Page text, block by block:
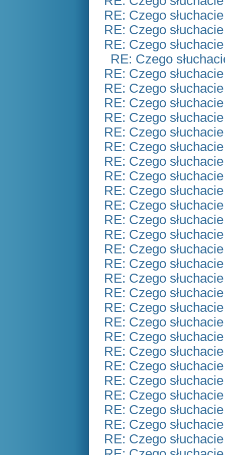
RE: Czego
RE: Czego
RE: Czego
RE: Czego
RE: Czego
RE: Czego
RE: Czego
RE: Czego
RE: Czego
RE: Czego
RE: Czego
RE: Czego
RE: Czego
RE: Czego
RE: Czego
RE: Czego
RE: Czego
RE: Czego
RE: Czego
RE: Czego
RE: Czego
RE: Czego
RE: Czego
RE: Czego
RE: Czego
RE: Czego
RE: Czego
RE: Czego
RE: Czego
RE: Czego